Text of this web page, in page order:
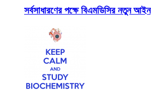
সর্বসাধারণের পক্ষে বিএমডিসির নতুন আইন